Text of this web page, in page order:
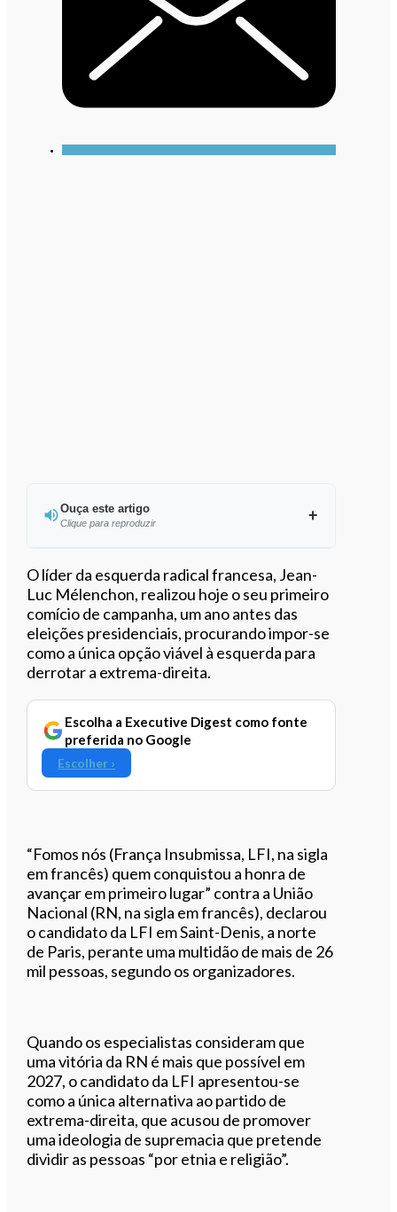
Ouça este artigo
Clique para reproduzir
Ouvir este artigo
O líder da esquerda radical francesa, Jean-
Luc Mélenchon, realizou hoje o seu primeiro
comício de campanha, um ano antes das
eleições presidenciais, procurando impor-se
como a única opção viável à esquerda para
derrotar a extrema-direita.
Escolha a Executive Digest como fonte
preferida no Google
Escolher ›
“Fomos nós (França Insubmissa, LFI, na sigla
em francês) quem conquistou a honra de
avançar em primeiro lugar” contra a União
Nacional (RN, na sigla em francês), declarou
o candidato da LFI em Saint-Denis, a norte
de Paris, perante uma multidão de mais de 26
mil pessoas, segundo os organizadores.
Quando os especialistas consideram que
uma vitória da RN é mais que possível em
2027, o candidato da LFI apresentou-se
como a única alternativa ao partido de
extrema-direita, que acusou de promover
uma ideologia de supremacia que pretende
dividir as pessoas “por etnia e religião”.